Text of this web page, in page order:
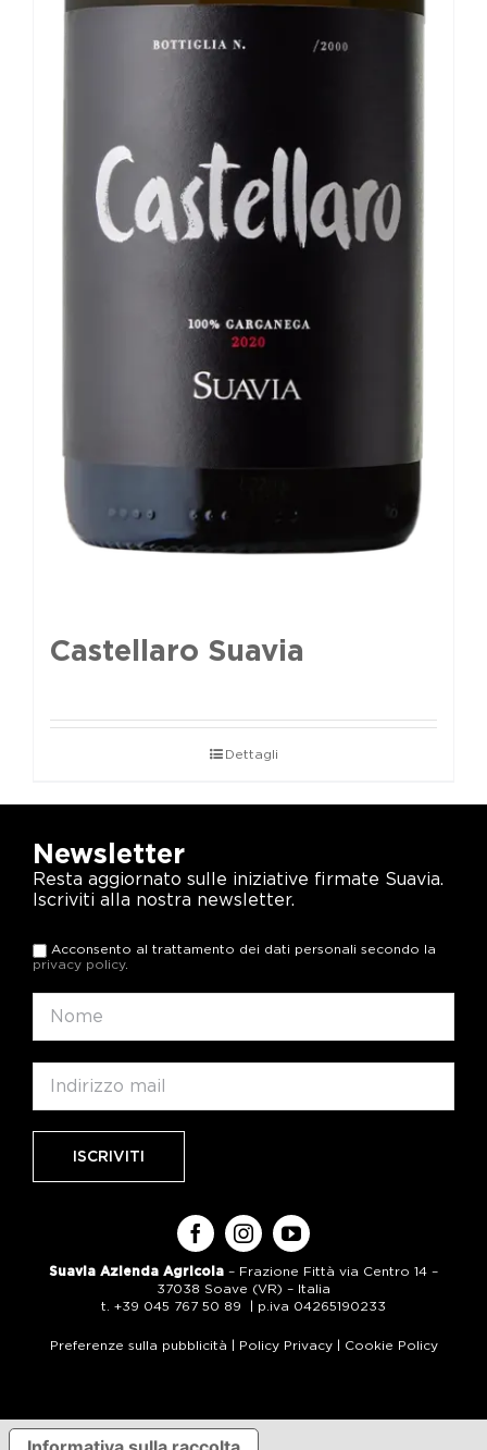
Castellaro Suavia
Dettagli
Newsletter
Resta aggiornato sulle iniziative firmate Suavia.
Iscriviti alla nostra newsletter.
Acconsento al trattamento dei dati personali secondo la
privacy policy.
Suavia Azienda Agricola – Frazione Fittà via Centro 14 –
37038 Soave (VR) – Italia
t. +39 045 767 50 89 | p.iva 04265190233
Preferenze sulla pubblicità | Policy Privacy| Cookie Policy